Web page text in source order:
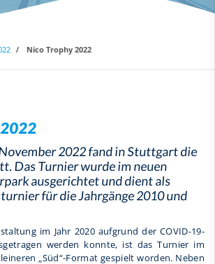
Nico Trophy 2022
2022 fand in Stuttgart die
Das Turnier wurde im neuen
ausgerichtet und dient als
für die Jahrgänge 2010 und
im Jahr 2020 aufgrund der COVID-19-
werden konnte, ist das Turnier im
„Süd“-Format gespielt worden. Neben